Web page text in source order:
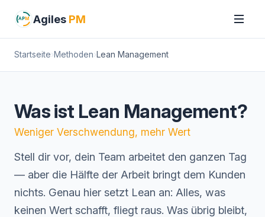
APM Agiles PM
Startseite Methoden Lean Management
Was ist Lean Management?
Weniger Verschwendung, mehr Wert
Stell dir vor, dein Team arbeitet den ganzen Tag
— aber die Hälfte der Arbeit bringt dem Kunden
nichts. Genau hier setzt Lean an: Alles, was
keinen Wert schafft, fliegt raus. Was übrig bleibt,